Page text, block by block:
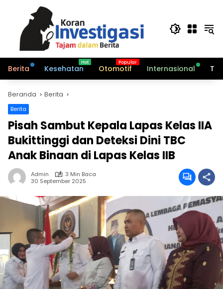
Berita Kesehatan Otomotif Internasional
Beranda Berita
Berita
Pisah Sambut Kepala Lapas Kelas IIA
Bukittinggi dan Deteksi Dini TBC
Anak Binaan di Lapas Kelas IIB
Admin
3 Min Baca
30 September 2025